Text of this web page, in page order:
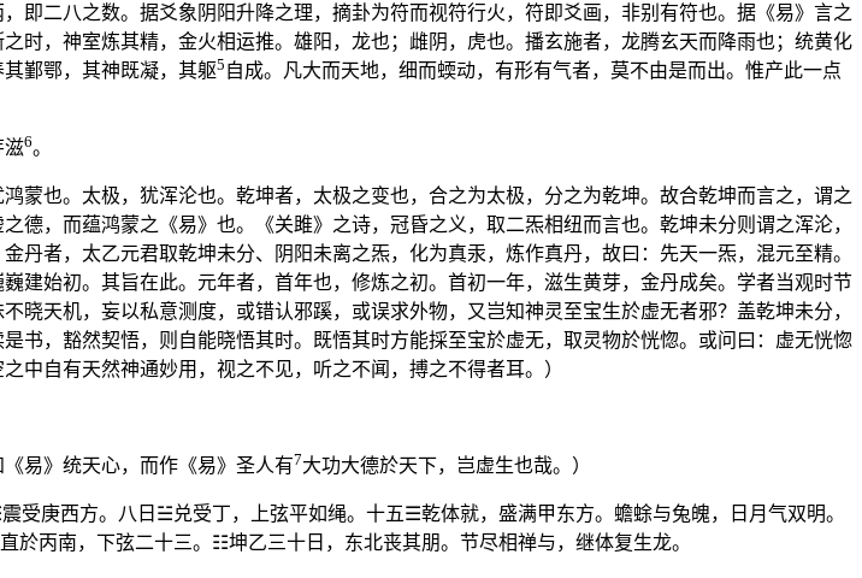
即二八之数。据爻象阴阳升降之理，摘卦为符而视符行火，符即爻画，非别有符也。据《易》言之
时，神室炼其精，金火相运推。雄阳，龙也；雌阴，虎也。播玄施者，龙腾玄天而降雨也；统黄化
鄞鄂，其神既凝，其躯5 自成。凡大而天地，细而蝡动，有形有气者，莫不由是而出。惟产此一点
滋6。
蒙也。太极，犹浑沦也。乾坤者，太极之变也，合之为太极，分之为乾坤。故合乾坤而言之，谓之
，而蕴鸿蒙之《易》也。《关雎》之诗，冠昏之义，取二炁相纽而言也。乾坤未分则谓之浑沦，
者，太乙元君取乾坤未分、阴阳未离之炁，化为真汞，炼作真丹，故曰：先天一炁，混元至精。
建始初。其旨在此。元年者，首年也，修炼之初。首初一年，滋生黄芽，金丹成矣。学者当观时节
天机，妄以私意测度，或错认邪蹊，或误求外物，又岂知神灵至宝生於虚无者邪？盖乾坤未分，
书，豁然契悟，则自能晓悟其时。既悟其时方能採至宝於虚无，取灵物於恍惚。或问曰：虚无恍惚
中自有天然神通妙用，视之不见，听之不闻，搏之不得者耳。）
易》统天心，而作《易》圣人有7大功大德於天下，岂虚生也哉。）
受庚西方。八日☱兑受丁，上弦平如绳。十五☰乾体就，盛满甲东方。蟾蜍与兔魄，日月气双明。
丙南，下弦二十三。☷坤乙三十日，东北丧其朋。节尽相禅与，继体复生龙。